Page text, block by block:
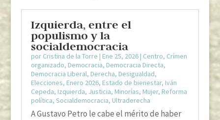
Izquierda, entre el
populismo y la
socialdemocracia
por Cristina de la Torre | Ene 25, 2026| Centro, Crímen
organizado, Democracia, Democracia Directa,
Democracia Liberal, Derecha, Desigualdad,
Elecciones, Enero 2026, Estado de bienestar, Iván
Cepeda, Izquierda, Justicia, Minorías, Mujer, Reforma
política, Socialdemocracia, Ultraderecha
A Gustavo Petro le cabe el mérito de haber